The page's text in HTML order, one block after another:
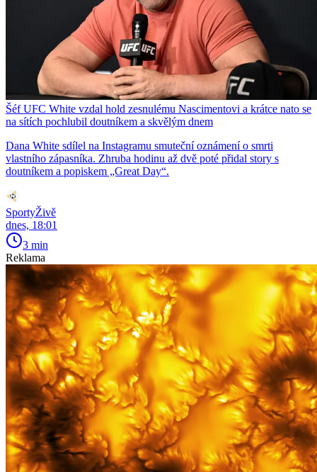
Šéf UFC White vzdal hold zesnulému Nascimentovi a krátce nato se
na sítích pochlubil doutníkem a skvělým dnem
Dana White sdílel na Instagramu smuteční oznámení o smrti
vlastního zápasníka. Zhruba hodinu až dvě poté přidal story s
doutníkem a popiskem „Great Day“.
SportyŽivě
dnes, 18:01
3 min
Reklama